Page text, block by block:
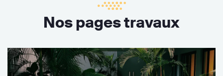
Nos pages travaux